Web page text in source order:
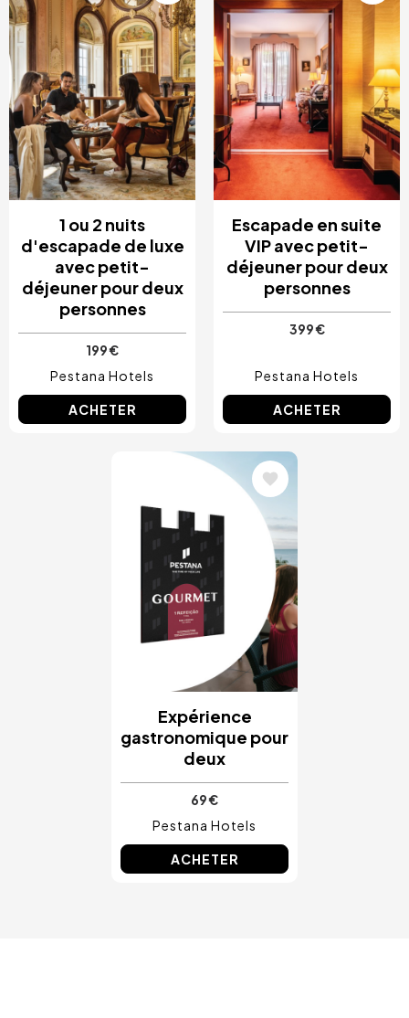
1 ou 2 nuits
d'escapade de luxe
avec petit-
déjeuner pour deux
personnes
199 €
Pestana Hotels
ACHETER
Escapade en suite
VIP avec petit-
déjeuner pour deux
personnes
399 €
Pestana Hotels
ACHETER
Expérience
gastronomique pour
deux
69 €
Pestana Hotels
ACHETER